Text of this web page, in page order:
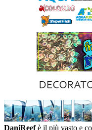
DaniReefè il più vasto e